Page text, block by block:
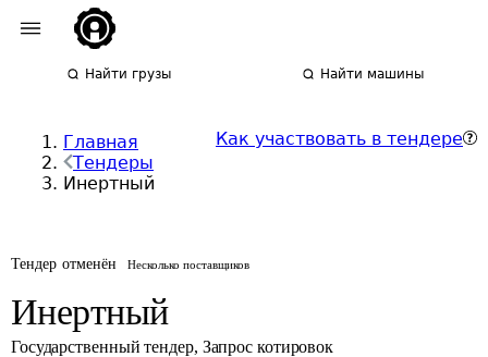
Найти грузы Найти машины
Главная
Тендеры
Инертный
Как участвовать в тендере
Тендер отменён Несколько поставщиков
Инертный
Государственный тендер, Запрос котировок